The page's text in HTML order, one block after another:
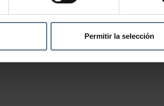
Permitir la selección
POR: